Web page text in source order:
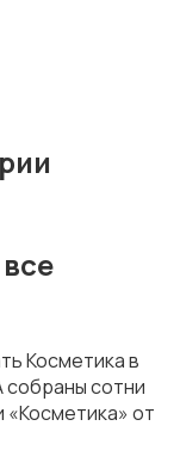
Косметика в
собраны сотни
«Косметика» от